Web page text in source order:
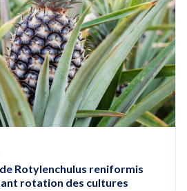
Rotylenchulus reniformis
rotation des cultures